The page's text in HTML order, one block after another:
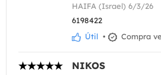
HAIFA (Israel) 6/3/26
6198422
Útil • Compra
NIKOS